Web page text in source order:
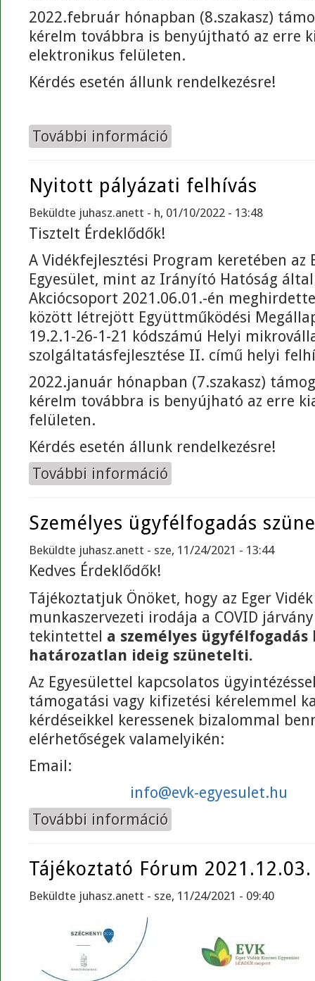
2022.február hónapban (8.szakasz)
kérelm továbbra is benyújtható az erre
elektronikus felületen.
Kérdés esetén állunk rendelkezésre!
További információ
Nyitott pályázati felhívás
Beküldte juhasz.anett - h, 01/10/2022 - 13:48
Tisztelt Érdeklődők!
A Vidékfejlesztési Program keretében az
Egyesület, mint az Irányító Hatóság
Akciócsoport 2021.06.01.-én meghirdette
között létrejött Együttműködési
19.2.1-26-1-21 kódszámú Helyi
szolgáltatásfejlesztése II. című helyi
2022.január hónapban (7.szakasz)
kérelm továbbra is benyújható az erre
felületen.
Kérdés esetén állunk rendelkezésre!
További információ
Személyes ügyfélfogadás
Beküldte juhasz.anett - sze, 11/24/2021 - 13:44
Kedves Érdeklődők!
Tájékoztatjuk Önöket, hogy az Eger
munkaszervezeti irodája a COVID
tekintettel a személyes
határozatlan ideig szünetelti.
Az Egyesülettel kapcsolatos
támogatási vagy kifizetési kérelemmel
kérdéseikkel keressenek bizalommal
elérhetőségek valamelyikén:
Email:
info@evk-egyesulet.hu
További információ
Tájékoztató Fórum 2021.12.03.
Beküldte juhasz.anett - sze, 11/24/2021 - 09:40